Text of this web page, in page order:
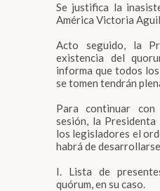
Se justifica la
América Victoria
Acto seguido, la
existencia del
informa que todos
se tomen tendrán
Para continuar
sesión, la
los legisladores el
habrá de
I. Lista de
quórum, en su caso.